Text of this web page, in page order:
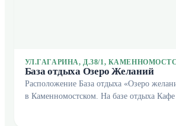
УЛ.ГАГАРИНА, Д.38/1,
База отдыха Озеро Желаний
Расположение База отдыха «Озеро
в Каменномостском. На базе отдыха